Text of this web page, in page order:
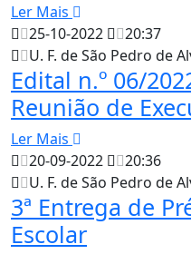
Ler Mais
25-10-2022
20:37
U. F. de São Pedro de
Edital n.º 06/
Reunião de
Ler Mais
20-09-2022
20:36
U. F. de São Pedro de
3ª Entrega de
Escolar